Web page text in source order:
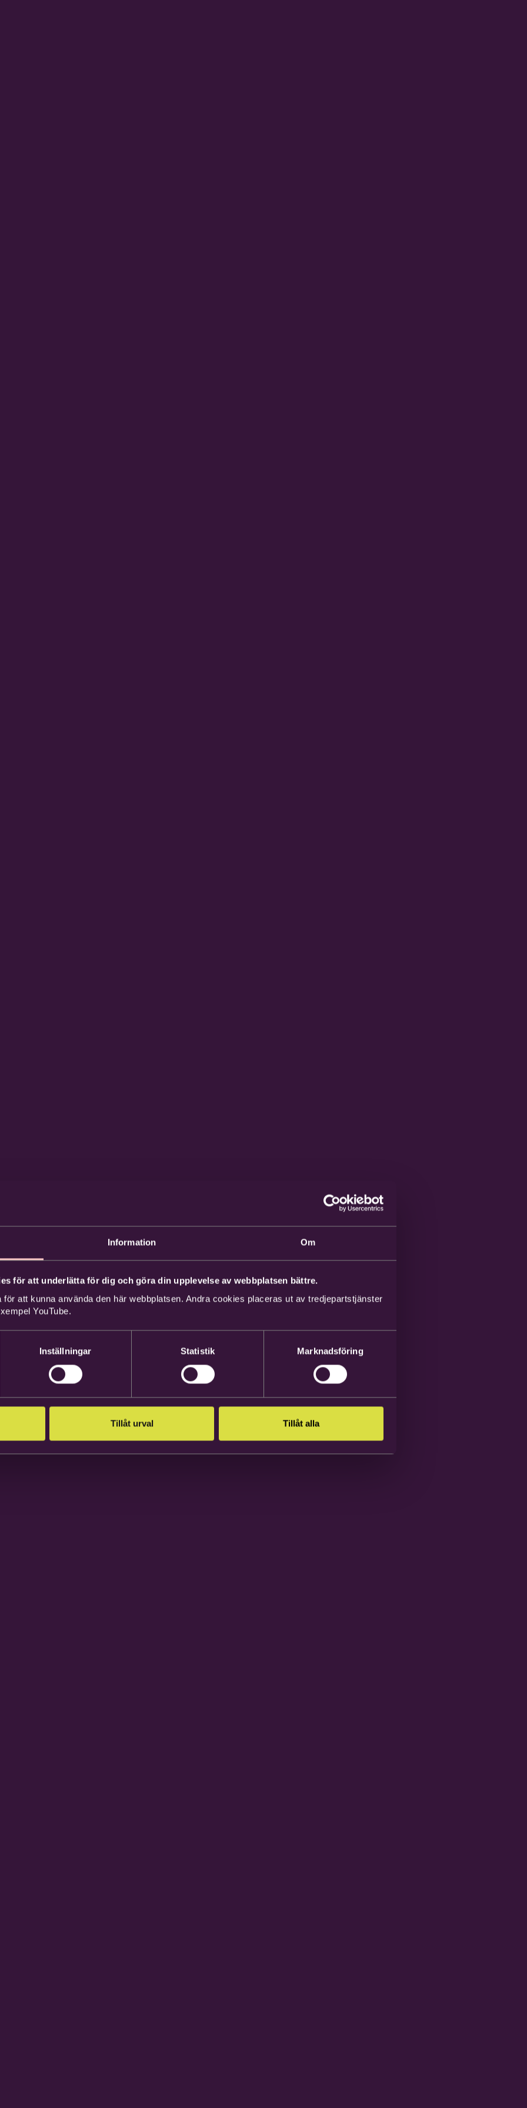
Information Om
för att underlätta för dig och göra din upplevelse av webbplatsen bättre.
för att kunna använda den här webbplatsen. Andra cookies placeras ut av tredjepartstjänster
YouTube.
Inställningar Statistik Marknadsföring
Tillåt urval Tillåt alla